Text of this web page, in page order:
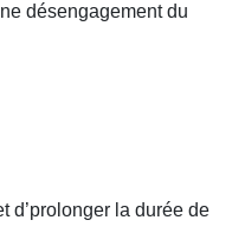
désengagement du
d’prolonger la durée de